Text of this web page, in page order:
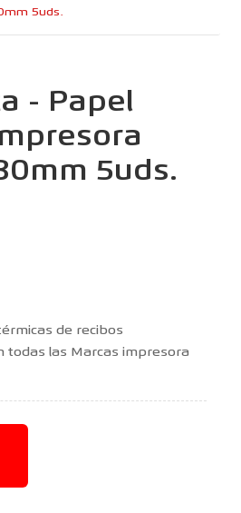
5uds.
- Papel
5uds.
de recibos
todas las Marcas impresora